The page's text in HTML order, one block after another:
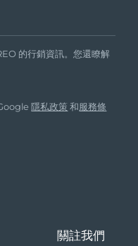
的行銷資訊。您還瞭解
隱私政策 和服務條
關註我們